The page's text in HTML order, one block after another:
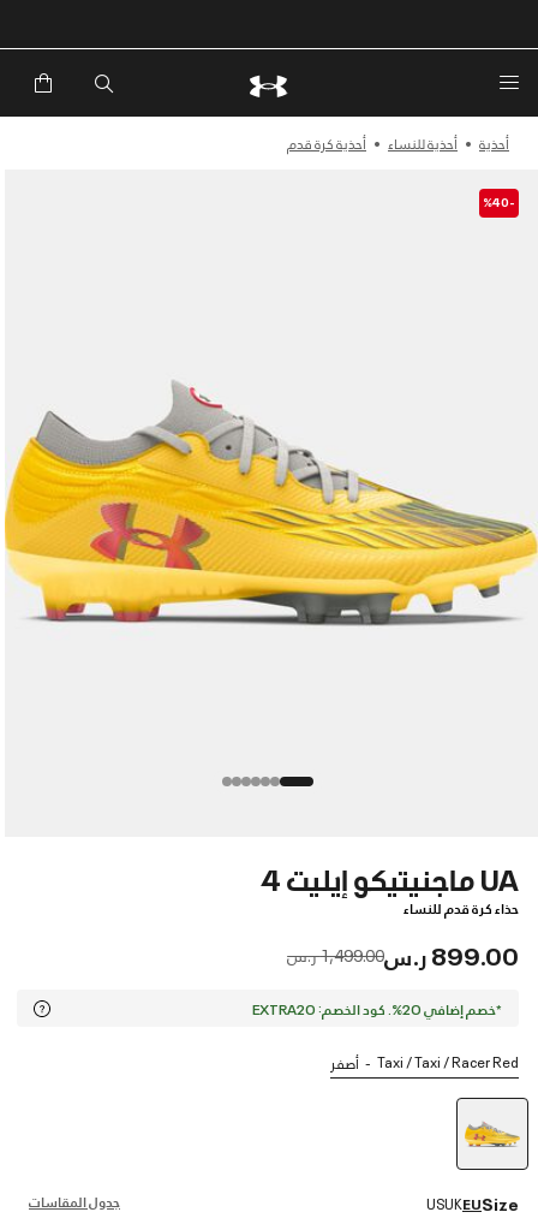
أحذية أحذية للنساء أحذية كرة قدم
-%40
UA ماجنيتيكو إيليت 4
حذاء كرة قدم للنساء
899.00 ر.س Price reduced from
1,499.00 ر.س to
*خصم إضافي 20%. كود الخصم: EXTRA20
Taxi / Taxi / Racer Red أصفر
جدول المقاسات Size
EU
UK
US